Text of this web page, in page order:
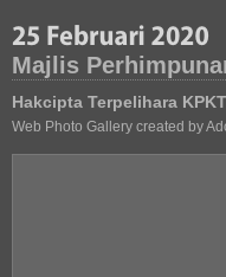
Majlis
Hakcipta Terpelihara KPKT
Web Photo Gallery created by